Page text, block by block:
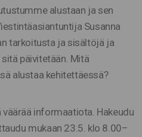
alustaan ja sen
Susanna
tarkoitusta ja sisältöjä ja
päivitetään. Mitä
alustaa kehitettäessä?
informaatiota. Hakeudu
mukaan 23.5. klo 8.00–